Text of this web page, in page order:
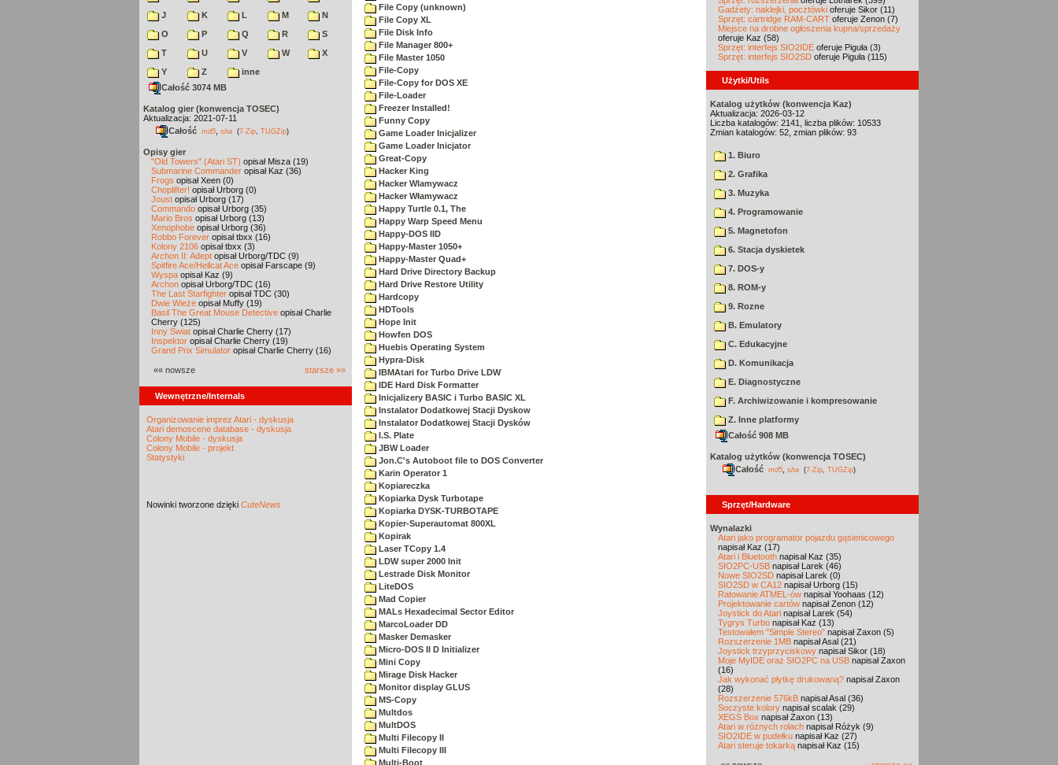
J
K L M
N
O
P Q R
S
T
U V W
X
Y
Z
inne
Całość 3074 MB
Katalog gier (konwencja TOSEC)
Aktualizacja: 2021-07-11
Całość md5 sha (7-Zip TUGZip)
Opisy gier
"Old Towers" (Atari ST) opisał Misza (19)
Submarine Commander opisał Kaz (36)
Frogs opisał Xeen (0)
Choplifter! opisał Urborg (0)
Joust opisał Urborg (17)
Commando opisał Urborg (35)
Mario Bros opisał Urborg (13)
Xenophobe opisał Urborg (36)
Robbo Forever opisał tbxx (16)
Kolony 2106 opisał tbxx (3)
Archon II: Adept opisał Urborg/TDC (9)
Spitfire Ace/Hellcat Ace opisał Farscape (9)
Wyspa opisał Kaz (9)
Archon opisał Urborg/TDC (16)
The Last Starfighter opisał TDC (30)
Dwie Wieże opisał Muffy (19)
Basil The Great Mouse Detective opisał Charlie
Cherry (125)
Inny Świat opisał Charlie Cherry (17)
Inspektor opisał Charlie Cherry (19)
Grand Prix Simulator opisał Charlie Cherry (16)
«« nowsze starsze »»
Wewnętrzne/Internals
Organizowanie imprez Atari - dyskusja
Atari demoscene database - dyskusja
Colony Mobile - dyskusja
Colony Mobile - projekt
Statystyki
Nowinki tworzone dzięki CuteNews
File Copy (unknown)
File Copy XL
File Disk Info
File Manager 800+
File Master 1050
File-Copy
File-Copy for DOS XE
File-Loader
Freezer Installed!
Funny Copy
Game Loader Inicjalizer
Game Loader Inicjator
Great-Copy
Hacker King
Hacker Wlamywacz
Hacker Włamywacz
Happy Turtle 0.1, The
Happy Warp Speed Menu
Happy-DOS IID
Happy-Master 1050+
Happy-Master Quad+
Hard Drive Directory Backup
Hard Drive Restore Utility
Hardcopy
HDTools
Hope Init
Howfen DOS
Huebis Operating System
Hypra-Disk
IBMAtari for Turbo Drive LDW
IDE Hard Disk Formatter
Inicjalizery BASIC i Turbo BASIC XL
Instalator Dodatkowej Stacji Dyskow
Instalator Dodatkowej Stacji Dysków
I.S. Plate
JBW Loader
Jon.C's Autoboot file to DOS Converter
Karin Operator 1
Kopiareczka
Kopiarka Dysk Turbotape
Kopiarka DYSK-TURBOTAPE
Kopier-Superautomat 800XL
Kopirak
Laser TCopy 1.4
LDW super 2000 Init
Lestrade Disk Monitor
LiteDOS
Mad Copier
MALs Hexadecimal Sector Editor
MarcoLoader DD
Masker Demasker
Micro-DOS II D Initializer
Mini Copy
Mirage Disk Hacker
Monitor display GLUS
MS-Copy
Multdos
MultDOS
Multi Filecopy II
Multi Filecopy III
Multi-Boot
Gadżety: naklejki, pocztówki oferuje Sikor (11)
Sprzęt: cartridge RAM-CART oferuje Zenon (7)
Miejsce na drobne ogłoszenia kupna/sprzedaży
oferuje Kaz (58)
Sprzęt: interfejs SIO2IDE oferuje Piguła (3)
Sprzęt: interfejs SIO2SD oferuje Piguła (115)
Użytki/Utils
Katalog użytków (konwencja Kaz)
Aktualizacja: 2026-03-12
Liczba katalogów: 2141, liczba plików: 10533
Zmian katalogów: 52, zmian plików: 93
1. Biuro
2. Grafika
3. Muzyka
4. Programowanie
5. Magnetofon
6. Stacja dyskietek
7. DOS-y
8. ROM-y
9. Rozne
B. Emulatory
C. Edukacyjne
D. Komunikacja
E. Diagnostyczne
F. Archiwizowanie i kompresowanie
Z. Inne platformy
Całość 908 MB
Katalog użytków (konwencja TOSEC)
Całość md5 sha (7-Zip TUGZip)
Sprzęt/Hardware
Wynalazki
Atari jako programator pojazdu gąsienicowego
napisał Kaz (17)
Atari i Bluetooth napisał Kaz (35)
SIO2PC-USB napisał Larek (46)
Nowe SIO2SD napisał Larek (0)
SIO2SD w CA12 napisał Urborg (15)
Ratowanie ATMEL-ów napisał Yoohaas (12)
Projektowanie cartów napisał Zenon (12)
Joystick do Atari napisał Larek (54)
Tygrys Turbo napisał Kaz (13)
Testowałem "Simple Stereo" napisał Zaxon (5)
Rozszerzenie 1MB napisał Asal (21)
Joystick trzyprzyciskowy napisał Sikor (18)
Moje MyIDE oraz SIO2PC na USB napisał Zaxon
(16)
Jak wykonać płytkę drukowaną? napisał Zaxon
(28)
Rozszerzenie 576kB napisał Asal (36)
Soczyste kolory napisał scalak (29)
XEGS Box napisał Zaxon (13)
Atari w różnych rolach napisał Różyk (9)
SIO2IDE w pudełku napisał Kaz (27)
Atari steruje tokarką napisał Kaz (15)